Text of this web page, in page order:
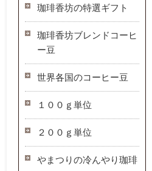
珈琲香坊の特選ギフト
珈琲香坊ブレンドコーヒ
ー豆
世界各国のコーヒー豆
１００ｇ単位
２００ｇ単位
やまつりの冷んやり珈琲